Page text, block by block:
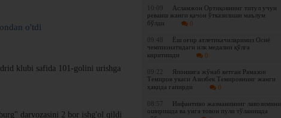
10:09
Асламжон Ортиқовнинг титул учун
реванш жанги қачон ўтказилиши маълум
бўлди
0
09:48
Ёш оғир атлетикачиларимиз Осиё
чемпионатидаги илк медални қўлга
киритишди
0
09:22
Японияга жўнаб кетган Рамазон
Темиров укаси Азизбек Темировнинг жанги
ҳақида гапирди
0
08:57
Инфантино жазманининг лавозимини
оширишда ва унга товон пули тўланишда
o'tdi
klubi safida 101-golini urishga
darvozasini 2 bor ishg'ol qildi